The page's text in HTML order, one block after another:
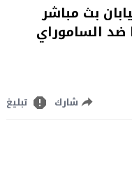
بث مباشر
ضد الساموراي
شارك تبليغ